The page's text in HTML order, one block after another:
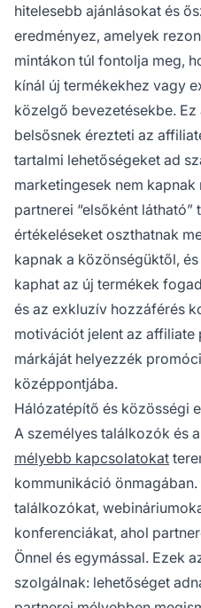
hitelesebb ajánlásokat és
eredményez, amelyek
mintákon túl fontolja meg,
kínál új termékekhez vagy
közelgő bevezetésekbe.
belsősnek érezteti az
tartalmi lehetőségeket ad
marketingesek nem
partnerei “elsőként
értékeléseket oszthatnak
kapnak a közönségüktől,
kaphat az új termékek
és az exkluzív hozzáférés
motivációt jelent az affiliate
márkáját helyezzék
középpontjába.
Hálózatépítő és közösségi
A személyes találkozók és
mélyebb kapcsolatokat
kommunikáció
találkozókat,
konferenciákat, ahol
Önnel és egymással. Ezek
szolgálnak: lehetőséget